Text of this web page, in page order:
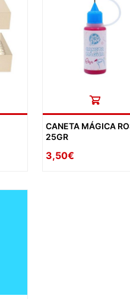
CANETA MÁGICA
25GR
3,50€